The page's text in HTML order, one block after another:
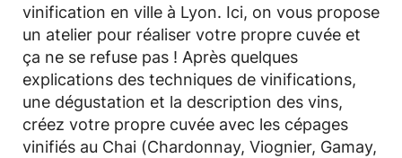
vinification en ville à Lyon. Ici, on vous propose
un atelier pour réaliser votre propre cuvée et
ça ne se refuse pas ! Après quelques
explications des techniques de vinifications,
une dégustation et la description des vins,
créez votre propre cuvée avec les cépages
vinifiés au Chai (Chardonnay, Viognier, Gamay,